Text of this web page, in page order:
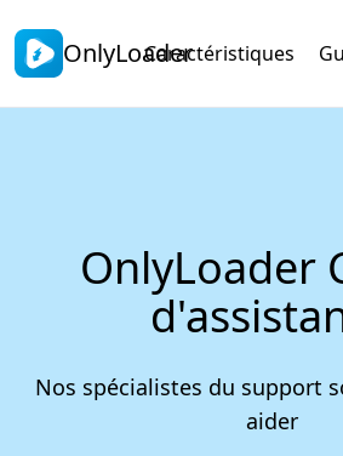
OnlyLoaderCaractéristiques
OnlyLoader
Nos spécialistes du support
aider